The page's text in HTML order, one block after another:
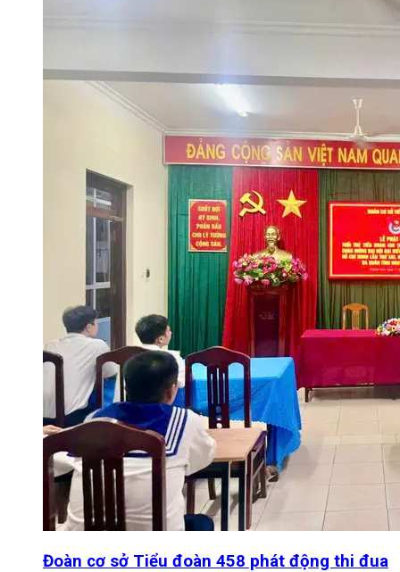
Đoàn cơ sở Tiểu đoàn 458 phát động thi đua